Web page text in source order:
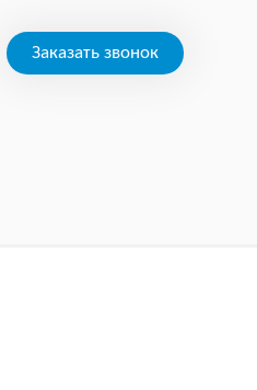
Заказать звонок